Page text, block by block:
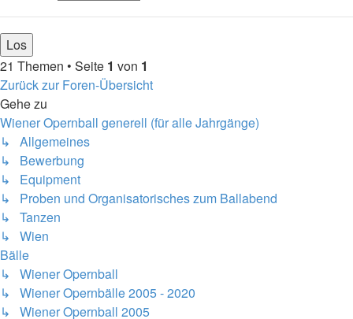
21 Themen • Seite 1 von 1
Zurück zur Foren-Übersicht
Gehe zu
Wiener Opernball generell (für alle Jahrgänge)
↳ Allgemeines
↳ Bewerbung
↳ Equipment
↳ Proben und Organisatorisches zum Ballabend
↳ Tanzen
↳ Wien
Bälle
↳ Wiener Opernball
↳ Wiener Opernbälle 2005 - 2020
↳ Wiener Opernball 2005